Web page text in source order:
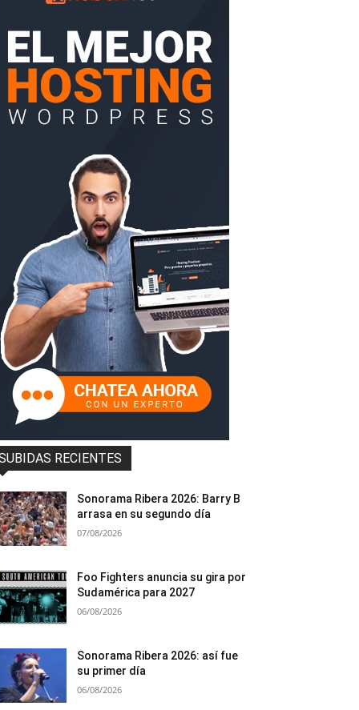
RECIENTES
Sonorama Ribera 2026: Barry B
arrasa en su segundo día
07/08/2026
Foo Fighters anuncia su gira por
Sudamérica para 2027
06/08/2026
Sonorama Ribera 2026: así fue
su primer día
06/08/2026